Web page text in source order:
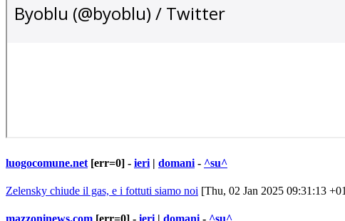
luogocomune.net [err=0] - ieri | domani - ^su^
Zelensky chiude il gas, e i fottuti siamo noi [Thu, 02 Jan 2025 09:31:13